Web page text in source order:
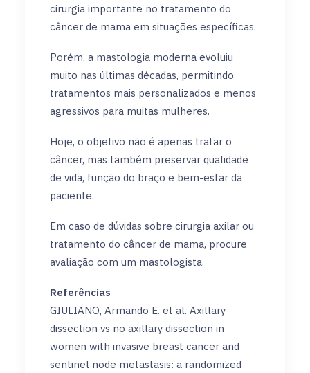
cirurgia importante no tratamento do
câncer de mama em situações específicas.
Porém, a mastologia moderna evoluiu
muito nas últimas décadas, permitindo
tratamentos mais personalizados e menos
agressivos para muitas mulheres.
Hoje, o objetivo não é apenas tratar o
câncer, mas também preservar qualidade
de vida, função do braço e bem-estar da
paciente.
Em caso de dúvidas sobre cirurgia axilar ou
tratamento do câncer de mama, procure
avaliação com um mastologista.
Referências
GIULIANO, Armando E. et al. Axillary
dissection vs no axillary dissection in
women with invasive breast cancer and
sentinel node metastasis: a randomized